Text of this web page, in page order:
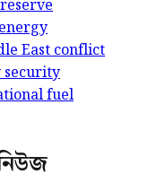
East conflict
security
fuel